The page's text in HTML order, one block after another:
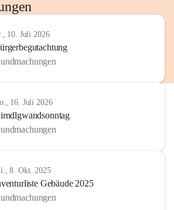
10. Juli 2026
16. Juli 2026
8. Okt. 2025
Gebäude 2025